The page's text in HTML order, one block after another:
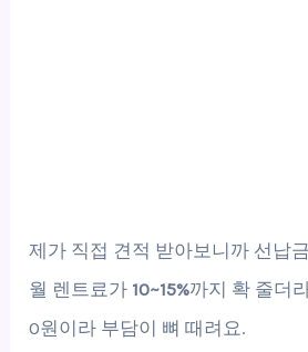
제가 직접 견적 받아보니까 선납
월 렌트료가 10~15%까지 확 줄더
0원이라 부담이 뼈 때려요.